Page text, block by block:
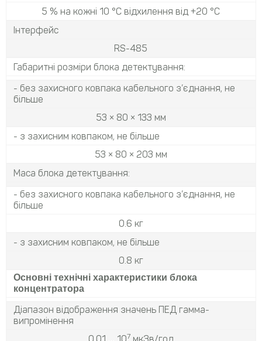
5 % на кожні 10 °С відхилення від +20 °С
Інтерфейс
RS-485
Габаритні розміри блока детектування:
- без захисного ковпака кабельного з’єднання, не
більше
53 × 80 × 133 мм
- з захисним ковпаком, не більше
53 × 80 × 203 мм
Маса блока детектування:
- без захисного ковпака кабельного з’єднання, не
більше
0.6 кг
- з захисним ковпаком, не більше
0.8 кг
Основні технічні характеристики блока
концентратора
Діапазон відображення значень ПЕД гамма-
випромінення
7